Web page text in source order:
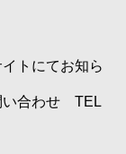
トにてお知ら
い合わせ TEL